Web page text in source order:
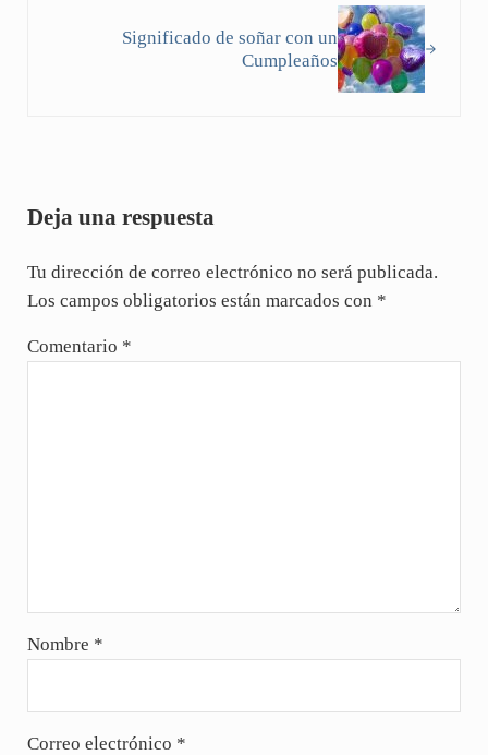
Significado de soñar con un
Cumpleaños
Deja una respuesta
Tu dirección de correo electrónico no será publicada.
Los campos obligatorios están marcados con *
Comentario *
Nombre *
Correo electrónico *